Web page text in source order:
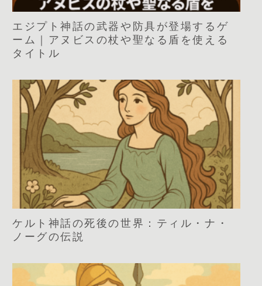
エジプト神話の武器や防具が登場するゲ
ーム｜アヌビスの杖や聖なる盾を使える
タイトル
ケルト神話の死後の世界：ティル・ナ・
ノーグの伝説